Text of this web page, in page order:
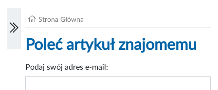
Strona Główna
Poleć artykuł znajomemu
Podaj swój adres e-mail: